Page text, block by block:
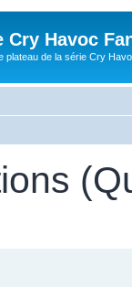
Cry Havoc
plateau de la série Cry